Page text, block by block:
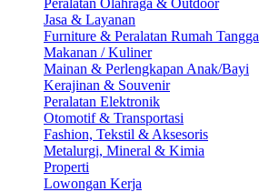
Jasa & Layanan
Furniture & Peralatan Rumah Tangga
Makanan / Kuliner
Mainan & Perlengkapan Anak/Bayi
Kerajinan & Souvenir
Peralatan Elektronik
Otomotif & Transportasi
Fashion, Tekstil & Aksesoris
Metalurgi, Mineral & Kimia
Properti
Lowongan Kerja